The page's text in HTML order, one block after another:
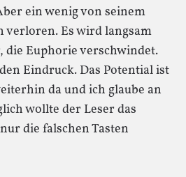
ein wenig von seinem
verloren. Es wird langsam
die Euphorie verschwindet.
Eindruck. Das Potential ist
da und ich glaube an
wollte der Leser das
die falschen Tasten